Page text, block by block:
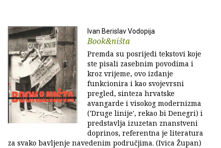
Ivan Berislav Vodopija
Book&ništa
Premda su posrijedi tekstovi koje
ste pisali zasebnim povodima i
kroz vrijeme, ovo izdanje
funkcionira i kao svojevrsni
pregled, sinteza hrvatske
avangarde i visokog modernizma
('Druge linije', rekao bi Denegri) i
predstavlja izuzetan znanstveni
doprinos, referentna je literatura
za svako bavljenje navedenim područjima. (Ivica Župan)